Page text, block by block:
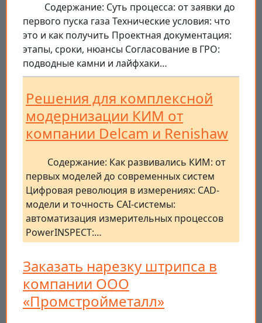
Содержание: Суть процесса: от заявки до
первого пуска газа Технические условия: что
это и как получить Проектная документация:
этапы, сроки, нюансы Согласование в ГРО:
подводные камни и лайфхаки…
Решения для комплексной
модернизации КИМ от
компании Delcam и Renishaw
Содержание: Как развивались КИМ: от
первых моделей до современных систем
Цифровая революция в измерениях: CAD-
модели и точность CAI-системы:
автоматизация измерительных процессов
PowerINSPECT:…
Заказать нарезку штрипса в
компании ООО
«Промстройметалл»